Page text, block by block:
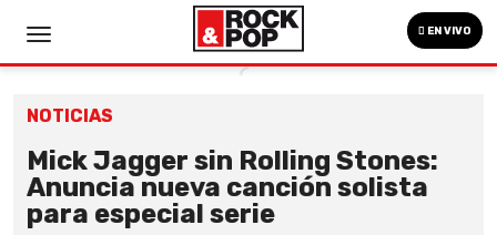
EN VIVO
NOTICIAS
Mick Jagger sin Rolling Stones:
Anuncia nueva canción solista
para especial serie